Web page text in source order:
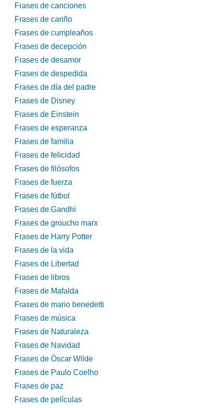
Frases de canciones
Frases de cariño
Frases de cumpleaños
Frases de decepción
Frases de desamor
Frases de despedida
Frases de día del padre
Frases de Disney
Frases de Einstein
Frases de esperanza
Frases de familia
Frases de felicidad
Frases de filósofos
Frases de fuerza
Frases de fútbol
Frases de Gandhi
Frases de groucho marx
Frases de Harry Potter
Frases de la vida
Frases de Libertad
Frases de libros
Frases de Mafalda
Frases de mario benedetti
Frases de música
Frases de Naturaleza
Frases de Navidad
Frases de Óscar Wilde
Frases de Paulo Coelho
Frases de paz
Frases de películas